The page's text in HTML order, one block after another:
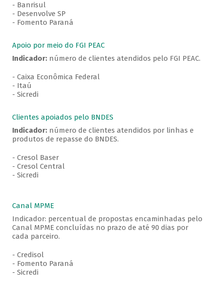
- Banrisul
- Desenvolve SP
- Fomento Paraná
Apoio por meio do FGI PEAC
Indicador:número de clientes atendidos pelo FGI PEAC.
- Caixa Econômica Federal
- Itaú
- Sicredi
Clientes apoiados pelo BNDES
Indicador:número de clientes atendidos por linhas e
produtos de repasse do BNDES.
- Cresol Baser
- Cresol Central
- Sicredi
Canal MPME
Indicador: percentual de propostas encaminhadas pelo
Canal MPME concluídas no prazo de até 90 dias por
cada parceiro.
- Credisol
- Fomento Paraná
- Sicredi